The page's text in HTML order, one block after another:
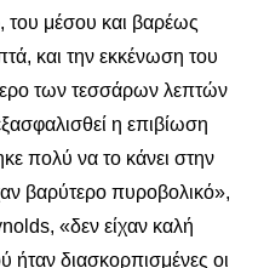
του μέσου και βαρέως
και την εκκένωση του
των τεσσάρων λεπτών
η επιβίωση
πολύ να το κάνει στην
βαρύτερο πυροβολικό»,
«δεν είχαν καλή
ήταν διασκορπισμένες οι